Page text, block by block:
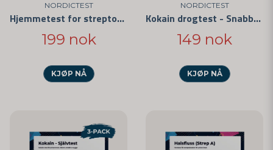
NORDICTEST
Hjemmetest for streptokokker i halsen
199 nok
KJØP NÅ
NORDICTEST
Kokain drogtest - Snabbtest för privat bruk 5-pack
149 nok
KJØP NÅ